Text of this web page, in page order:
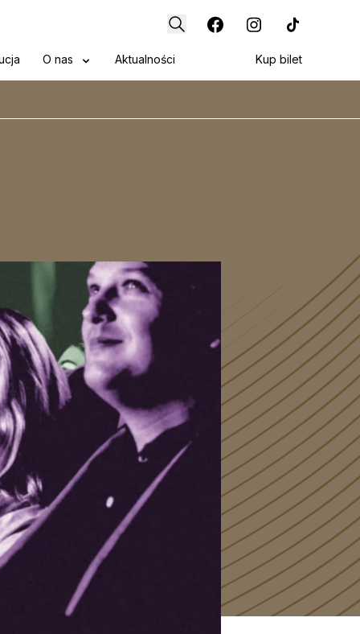
O nas Aktualności Kup bilet